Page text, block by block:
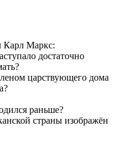
Карл Маркс:
достаточно
царствующего дома
раньше?
страны изображён